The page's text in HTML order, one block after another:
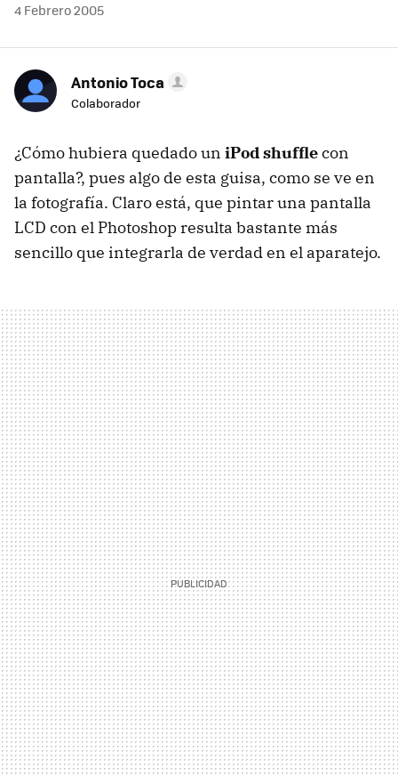
4 Febrero 2005
Antonio Toca
Colaborador
¿Cómo hubiera quedado un iPod shufflecon
pantalla?, pues algo de esta guisa, como se ve en
la fotografía. Claro está, que pintar una pantalla
LCD con el Photoshop resulta bastante más
sencillo que integrarla de verdad en el aparatejo.